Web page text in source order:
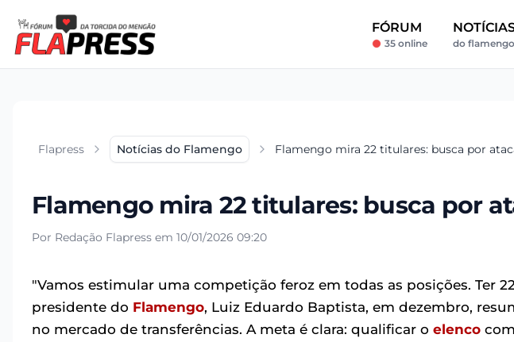
FÓRUM
35 online do flamengo
Flapress Notícias do Flamengo Flamengo mira 22 titulares: busca por
Flamengo mira 22 titulares: busca por
Por Redação Flapress em 10/01/2026 09:20
"Vamos estimular uma competição feroz em todas as posições. Ter
presidente do Flamengo, Luiz Eduardo Baptista, em dezembro,
no mercado de transferências. A meta é clara: qualificar o elenco